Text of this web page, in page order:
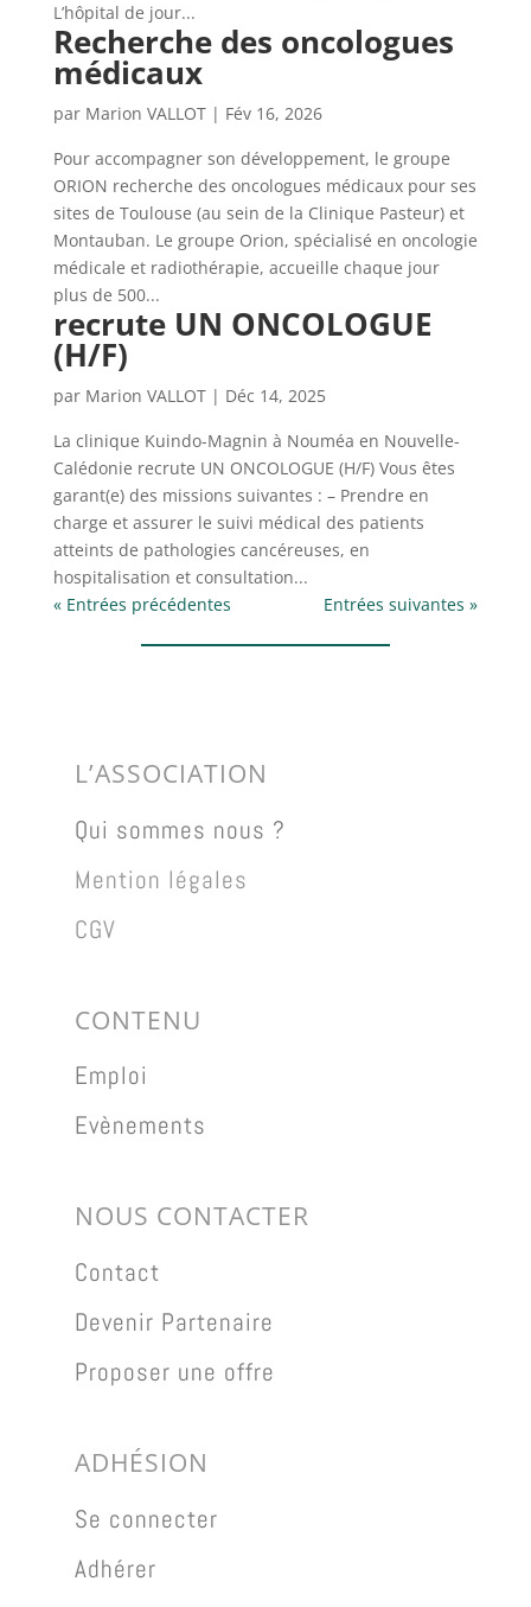
L’hôpital de jour...
Recherche des oncologues
médicaux
par Marion VALLOT| Fév 16, 2026
Pour accompagner son développement, le groupe
ORION recherche des oncologues médicaux pour ses
sites de Toulouse (au sein de la Clinique Pasteur) et
Montauban. Le groupe Orion, spécialisé en oncologie
médicale et radiothérapie, accueille chaque jour
plus de 500...
recrute UN ONCOLOGUE
(H/F)
par Marion VALLOT| Déc 14, 2025
La clinique Kuindo-Magnin à Nouméa en Nouvelle-
Calédonie recrute UN ONCOLOGUE (H/F) Vous êtes
garant(e) des missions suivantes : – Prendre en
charge et assurer le suivi médical des patients
atteints de pathologies cancéreuses, en
hospitalisation et consultation...
« Entrées précédentes
Entrées suivantes »
L’ASSOCIATION
Qui sommes nous ?
Mention légales
CGV
CONTENU
Emploi
Evènements
NOUS CONTACTER
Contact
Devenir Partenaire
Proposer une offre
ADHÉSION
Se connecter
Adhérer